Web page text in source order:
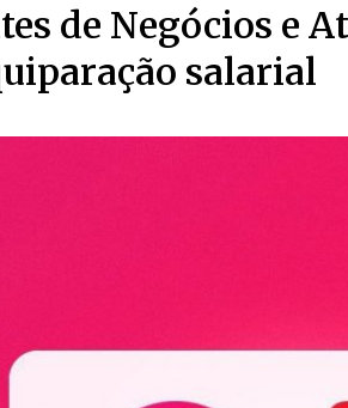
de Negócios e
salarial